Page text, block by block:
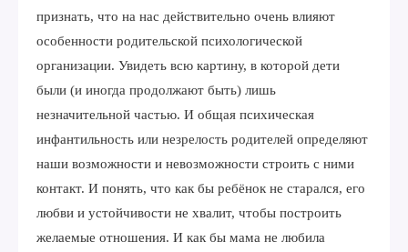
признать, что на нас действительно очень влияют
особенности родительской психологической
организации. Увидеть всю картину, в которой дети
были (и иногда продолжают быть) лишь
незначительной частью. И общая психическая
инфантильность или незрелость родителей определяют
наши возможности и невозможности строить с ними
контакт. И понять, что как бы ребёнок не старался, его
любви и устойчивости не хвалит, чтобы построить
желаемые отношения. И как бы мама не любила